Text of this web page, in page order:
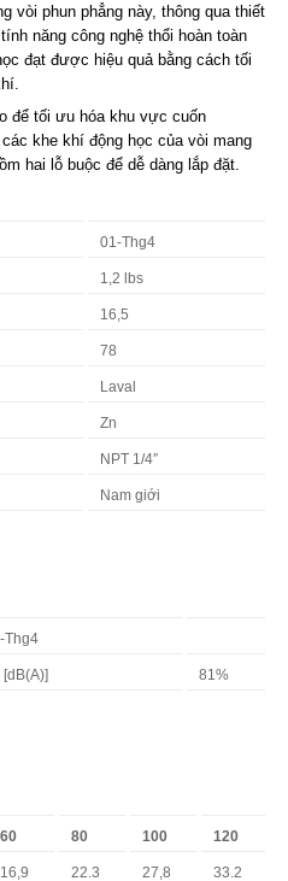
vòi phun phẳng này, thông qua thiết
năng công nghệ thổi hoàn toàn
đạt được hiệu quả bằng cách tối
để tối ưu hóa khu vực cuốn
khe khí động học của vòi mang
hai lỗ buộc để dễ dàng lắp đặt.
01-Thg4
1,2 lbs
16,5
78
Laval
Zn
NPT 1/4″
Nam giới
Thg4
[dB(A)] 81%
60 80 100 120
16,9 22.3 27,8 33.2